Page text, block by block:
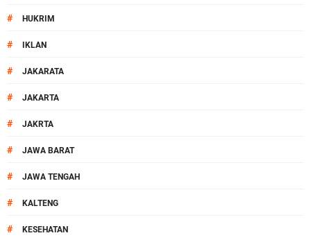
# HUKRIM
# IKLAN
# JAKARATA
# JAKARTA
# JAKRTA
# JAWA BARAT
# JAWA TENGAH
# KALTENG
# KESEHATAN